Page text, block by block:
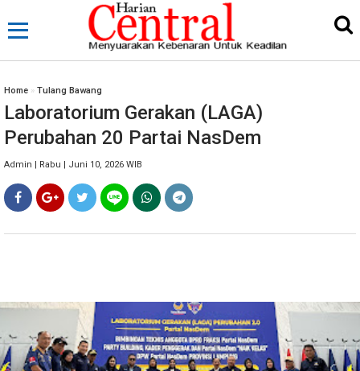
Home » Tulang Bawang
Laboratorium Gerakan (LAGA)
Perubahan 20 Partai NasDem
Admin | Rabu | Juni 10, 2026 WIB